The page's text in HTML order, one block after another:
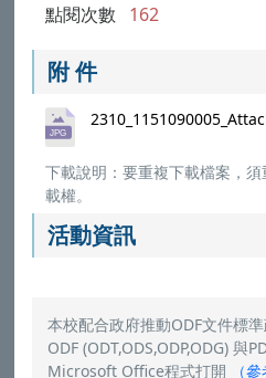
點閱次數 162
附 件
下載說明：要重複下載檔案，
載權。
活動資訊
本校配合政府推動ODF文件標
ODF (ODT,ODS,ODP,ODG) 與
Microsoft Office程式打開
（參